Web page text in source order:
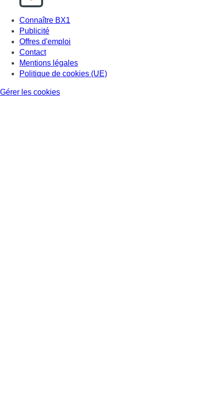
Connaître BX1
Publicité
Offres d'emploi
Contact
Mentions légales
Politique de cookies (UE)
Gérer les cookies